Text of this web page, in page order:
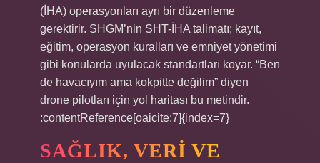
(İHA) operasyonları ayrı bir düzenleme
gerektirir. SHGM’nin SHT-İHA talimatı; kayıt,
eğitim, operasyon kuralları ve emniyet yönetimi
gibi konularda uyulacak standartları koyar. “Ben
de havacıyım ama kokpitte değilim” diyen
drone pilotları için yol haritası bu metindir.
:contentReference[oaicite:7]{index=7}
SAĞLIK, VERI VE